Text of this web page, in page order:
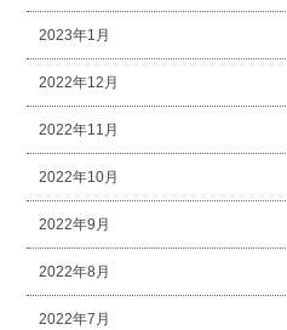
2023年1月
2022年12月
2022年11月
2022年10月
2022年9月
2022年8月
2022年7月